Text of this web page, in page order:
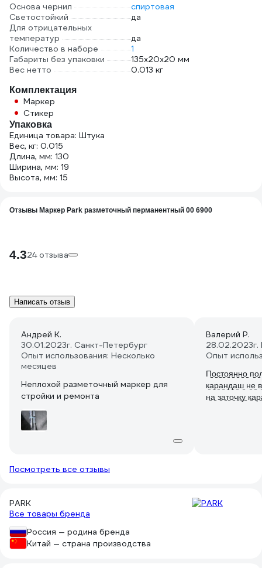
Основа чернил
спиртовая
Светостойкий
да
Для отрицательных
температур
да
Количество в наборе
1
Габариты без упаковки
135х20х20 мм
Вес нетто
0.013 кг
Комплектация
Маркер
Стикер
Упаковка
Единица товара: Штука
Вес, кг: 0.015
Длина, мм: 130
Ширина, мм: 19
Высота, мм: 15
Отзывы Маркер Park разметочный перманентный 00 6900
4.324 отзыва
Написать отзыв
Андрей К.
30.01.2023г. Санкт-Петербург
Опыт использования: Несколько
месяцев
Неплохой разметочный маркер для
стройки и ремонта
Валерий Р.
28.02.2023г.
Опыт
П̠о̠с̠т̠о̠я̠н̠н̠о̠
к̠а̠р̠а̠н̠д̠а̠ш̠ н̠е̠
н̠а̠ з̠а̠т̠о̠ч̠к̠у̠
Посмотреть все отзывы
PARK
Все товары бренда
Россия — родина бренда
Китай — страна производства